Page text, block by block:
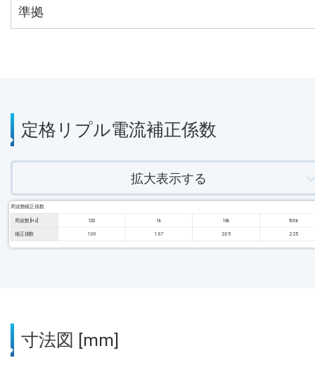
準拠
定格リプル電流補正係数
拡大表示する
周波数補正係数
周波数 [Hz] 120 1k 10k 100k
補正係数 1.00 1.67 2.05 2.25
寸法図 [mm]